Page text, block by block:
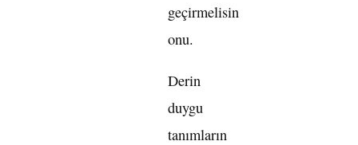
geçirmelisin
onu.
Derin
duygu
tanımların